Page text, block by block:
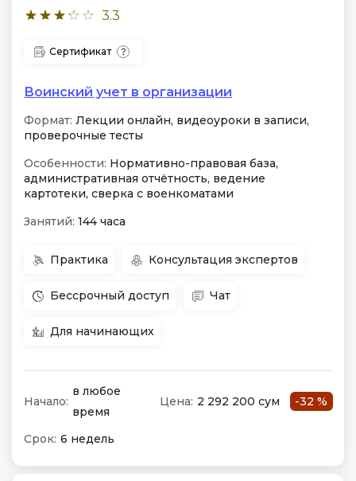
3.3
Сертификат
Воинский учет в организации
Формат: Лекции онлайн, видеоуроки в записи,
проверочные тесты
Особенности: Нормативно-правовая база,
административная отчётность, ведение
картотеки, сверка с военкоматами
Занятий: 144 часа
Практика Консультация экспертов
Бессрочный доступ Чат
Для начинающих
Начало:
в любое
время
Цена: 2 292 200 сум -32 %
Срок: 6 недель